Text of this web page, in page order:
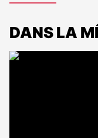
DANS LA